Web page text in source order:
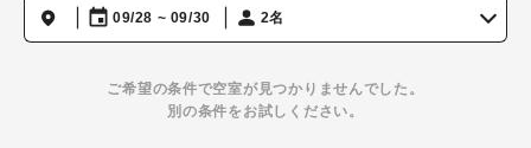
09/28 ~ 09/30 2名
ご希望の条件で空室が見つかりませんでした。
別の条件をお試しください。